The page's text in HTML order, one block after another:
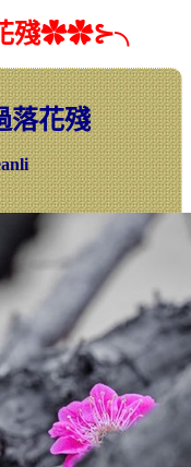
花殘✿✿⊱╮
落花殘